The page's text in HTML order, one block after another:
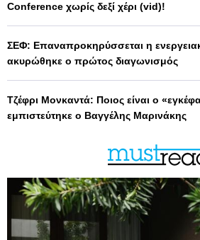
Conference χωρίς δεξί χέρι (vid)!
ΣΕΦ: Επαναπροκηρύσσεται η
ακυρώθηκε ο πρώτος διαγωνισμός
Τζέφρι Μονκαντά: Ποιος είναι ο
εμπιστεύτηκε ο Βαγγέλης Μαρινάκης